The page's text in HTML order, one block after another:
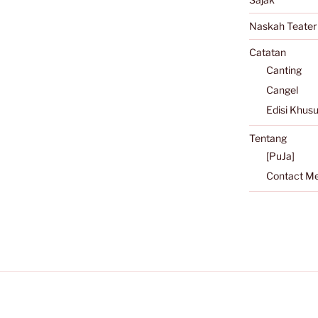
Naskah Teater
Catatan
Canting
Cangel
Edisi
Tentang
[PuJa]
Contact